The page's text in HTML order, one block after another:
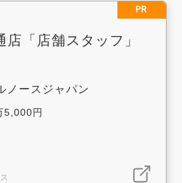
PR
「店舗スタッフ」
ノースジャパン
5,000円